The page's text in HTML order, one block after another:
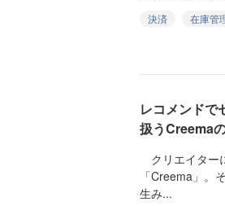
決済 在庫管
レコメンド
扱うCreema
クリエイター
「Creema」。
生み...